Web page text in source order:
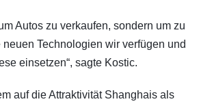
Autos zu verkaufen, sondern um zu
Technologien wir verfügen und
einsetzen“, sagte Kostic.
auf die Attraktivität Shanghais als